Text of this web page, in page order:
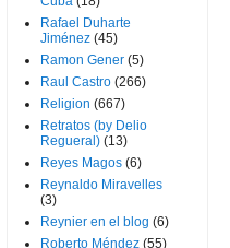
Rafael Duharte
Jiménez (45)
Ramon Gener (5)
Raul Castro (266)
Religion (667)
Retratos (by Delio
Regueral) (13)
Reyes Magos (6)
Reynaldo Miravelles
(3)
Reynier en el blog (6)
Roberto Méndez (55)